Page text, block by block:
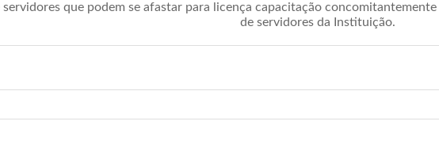
que podem se afastar para licença capacitação
de servidores da Instituição.